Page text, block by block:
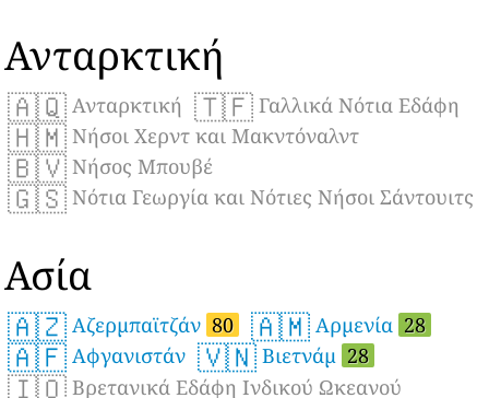
Ανταρκτική
🇦🇶 Ανταρκτική 🇹🇫 Γαλλικά Νότια Εδάφη
🇭🇲 Νήσοι Χερντ και Μακντόναλντ
🇧🇻 Νήσος Μπουβέ
🇬🇸 Νότια Γεωργία και Νότιες Νήσοι Σάντουιτς
Ασία
🇦🇿 Αζερμπαϊτζάν 80 🇦🇲 Αρμενία 28
🇦🇫 Αφγανιστάν 🇻🇳 Βιετνάμ 28
🇮🇴 Βρετανικά Εδάφη Ινδικού Ωκεανού